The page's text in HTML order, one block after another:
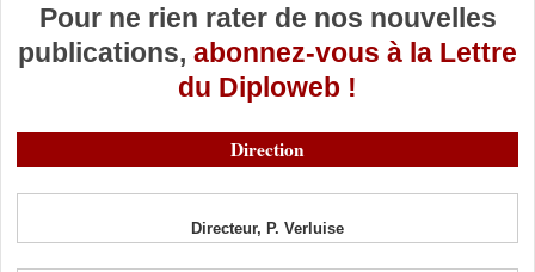
Pour ne rien rater de nos nouvelles
publications, abonnez-vous à la Lettre
du Diploweb !
Direction
Directeur, P. Verluise